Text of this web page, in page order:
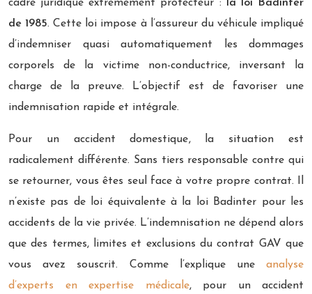
cadre juridique extrêmement protecteur :
la loi Badinter
de 1985. Cette loi impose à l’assureur du véhicule impliqué
d’indemniser quasi automatiquement les dommages
corporels de la victime non-conductrice, inversant la
charge de la preuve. L’objectif est de favoriser une
indemnisation rapide et intégrale.
Pour un accident domestique, la situation est
radicalement différente. Sans tiers responsable contre qui
se retourner, vous êtes seul face à votre propre contrat. Il
n’existe pas de loi équivalente à la loi Badinter pour les
accidents de la vie privée. L’indemnisation ne dépend alors
que des termes, limites et exclusions du contrat GAV que
vous avez souscrit. Comme l’explique une analyse
d’experts en expertise médicale, pour un accident